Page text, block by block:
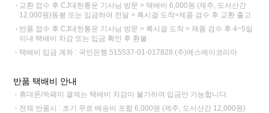
교환 접수 후 CJ대한통운 기사님 방문 > 택배비 6,000원 (제주, 도서산간
12,000원)동봉 또는 입금하여 전달 > 록시걸 도착>제품 검수 후 교환 출고
반품 접수 후 CJ대한통운 기사님 방문 > 록시걸 도착 > 제품 검수 후 4~5일
이내 택배비 차감 또는 입금 확인 후 환불
택배비 입금 계좌 : 국민은행 515537-01-017828 (주)에스에이코리아
반품 택배비 안내
휴대폰/쓱페이 결제는 택배비 차감이 불가하여 입금만 가능합니다.
전체 반품시 : 초기 무료 배송비 포함 6,000원 (제주, 도서산간 12,000원)